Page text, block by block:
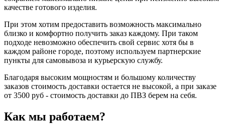
качестве готового изделия.
При этом хотим предоставить возможность максимально
близко и комфортно получить заказ каждому. При таком
подходе невозможно обеспечить свой сервис хотя бы в
каждом районе городе, поэтому используем партнерские
пункты для самовывоза и курьерскую службу.
Благодаря высоким мощностям и большому количеству
заказов стоимость доставки остается не высокой, а при заказе
от 3500 руб - стоимость доставки до ПВЗ берем на себя.
Как мы работаем?